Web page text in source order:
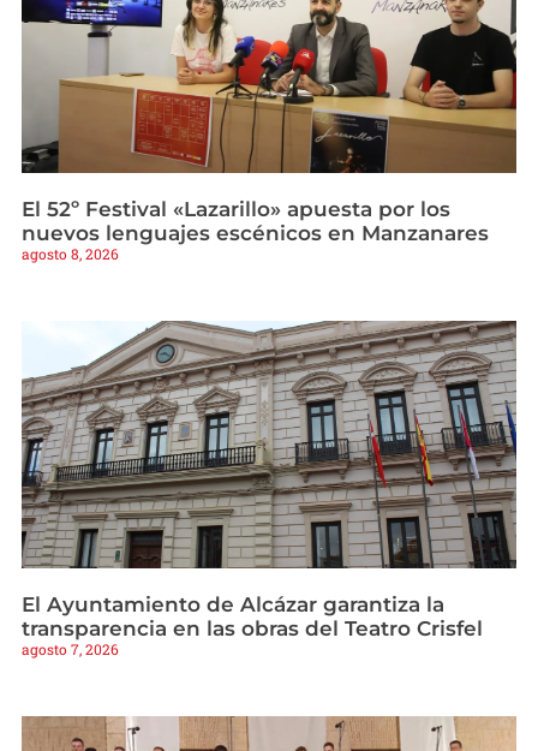
El 52º Festival «Lazarillo» apuesta por los
nuevos lenguajes escénicos en Manzanares
agosto 8, 2026
El Ayuntamiento de Alcázar garantiza la
transparencia en las obras del Teatro Crisfel
agosto 7, 2026